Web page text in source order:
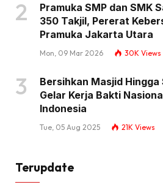
Pramuka SMP dan SMK
350 Takjil, Pererat
Pramuka Jakarta Utara
Mon, 09 Mar 2026 30K Views
Bersihkan Masjid Hingga
Gelar Kerja Bakti
Indonesia
Tue, 05 Aug 2025 21K Views
Terupdate